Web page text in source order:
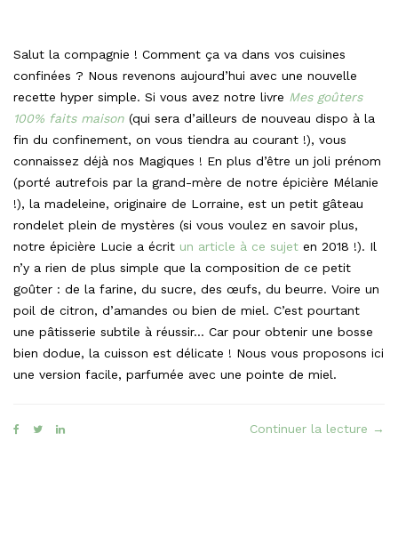
Salut la compagnie ! Comment ça va dans vos cuisines
confinées ? Nous revenons aujourd’hui avec une nouvelle
recette hyper simple. Si vous avez notre livre Mes goûters
100% faits maison (qui sera d’ailleurs de nouveau dispo à la
fin du confinement, on vous tiendra au courant !), vous
connaissez déjà nos Magiques ! En plus d’être un joli prénom
(porté autrefois par la grand-mère de notre épicière Mélanie
!), la madeleine, originaire de Lorraine, est un petit gâteau
rondelet plein de mystères (si vous voulez en savoir plus,
notre épicière Lucie a écrit un article à ce sujet en 2018 !). Il
n’y a rien de plus simple que la composition de ce petit
goûter : de la farine, du sucre, des œufs, du beurre. Voire un
poil de citron, d’amandes ou bien de miel. C’est pourtant
une pâtisserie subtile à réussir… Car pour obtenir une bosse
bien dodue, la cuisson est délicate ! Nous vous proposons ici
une version facile, parfumée avec une pointe de miel.
Continuer la lecture «
→